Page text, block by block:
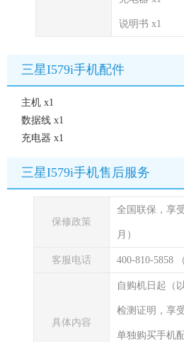
说明书 x1
三星I579i手机配件
主机 x1
数据线 x1
充电器 x1
三星I579i手机售后服务
保修政策
全国联保，享
月）
客服电话 400-810-5858
具体内容
自购机日起（
检测证明，享
单独购买手机